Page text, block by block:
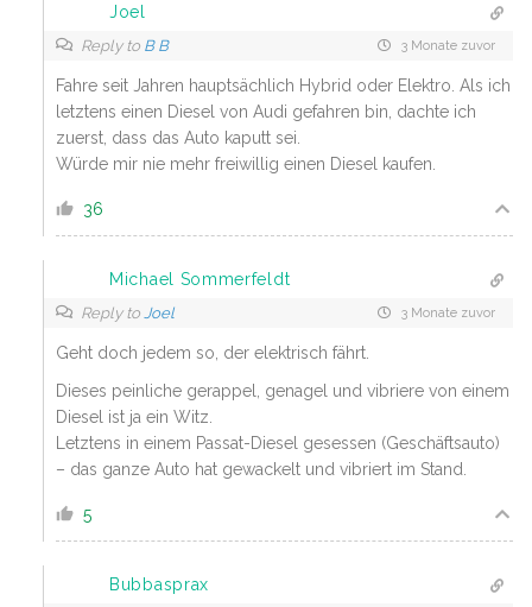
Joel
Reply to B B 3 Monate zuvor
Fahre seit Jahren hauptsächlich Hybrid oder Elektro. Als ich
letztens einen Diesel von Audi gefahren bin, dachte ich
zuerst, dass das Auto kaputt sei.
Würde mir nie mehr freiwillig einen Diesel kaufen.
36
Michael Sommerfeldt
Reply to Joel 3 Monate zuvor
Geht doch jedem so, der elektrisch fährt.
Dieses peinliche gerappel, genagel und vibriere von einem
Diesel ist ja ein Witz.
Letztens in einem Passat-Diesel gesessen (Geschäftsauto)
– das ganze Auto hat gewackelt und vibriert im Stand.
5
Bubbasprax